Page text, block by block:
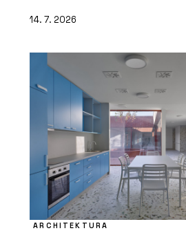
14. 7. 2026
ARCHITEKTURA